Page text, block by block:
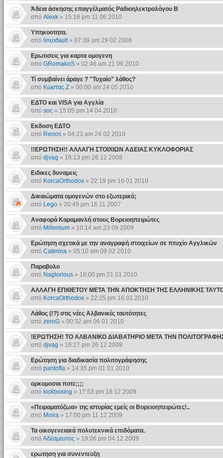
Άδεια άσκησης επαγγέλματός Ραδιοηλεκτρολόγου Β
από Alexk» 15:18 pm 11 06 2010
Υπηκοοτητα.
από linuxfault» 07:39 am 29 02 2008
Ερωτισεις για καρτα ομογενη
από GRomakoS» 02:46 am 21 06 2010
Τί συμβαίνει άραγε ? "Τυχαίο" λάθος?
από Κώστας Ζ» 00:00 am 24 05 2010
ΕΔΤΟ και VISA για Αγγλία
από soc» 15:05 pm 14 04 2010
Εκδοση ΕΔΤΟ
από Renos» 04:23 am 24 02 2010
!!ΕΡΩΤΗΣΗ!! ΑΛΛΑΓΗ ΣΤΟΙΧΙΩΝ ΑΔΕΙΑΣ ΚΥΚΛΟΦΟΡΙΑΣ
από djvag » 16:13 pm 26 12 2009
Ειδικες δυναμεις
από KorcaOrthodox» 22:19 pm 16 01 2010
Δικαιώματα ομογενών στο εξωτερικό;
από Lego» 20:49 pm 16 11 2007
Αναφορά Καραμανλή στους Βορειοηπειρώτες
από Millenium» 10:14 am 23 09 2009
Ερώτηση σχετικά με την αναγραφή στοιχείων σε πτυχίο Αγγλικών
από Caterina» 05:10 am 09 02 2010
Παραβολο
από Naglorious» 16:00 pm 21 01 2010
ΑΛΛΑΓΗ ΕΠΙΘΕΤΟΥ ΜΕΤΑ ΤΗΝ ΑΠΟΚΤΗΣΗ ΤΗΣ ΕΛΛΗΝΙΚΗΣ
από KorcaOrthodox» 22:25 pm 16 01 2010
Λάθος (!?) στις νέες Αλβανικές ταυτότητες
από zeroG» 00:32 am 06 01 2010
!ΕΡΩΤΗΣΗ! ΤΟ ΑΛΒΑΝΙΚΟ ΔΙΑΒΑΤΗΡΙΟ ΜΕΤΑ ΤΗΝ
από djvag » 16:27 pm 26 12 2009
Ερώτηση για διαδικασία πολιτογράφησης
από pantofla» 14:35 pm 01 01 2010
ορκομοσια ποτε;;;;
από kickboxing » 17:53 pm 18 12 2009
«Πειραματόζωα» της ιστορίας εμείς οι Βορειοηπειρώτες!..
από Moira» 17:00 pm 11 12 2009
Τα οικογενειακά πολυτεκνικά επιδόματα.
από Αδέσμευτος » 19:06 pm 04 12 2009
ερωτηση για συνεντευξη